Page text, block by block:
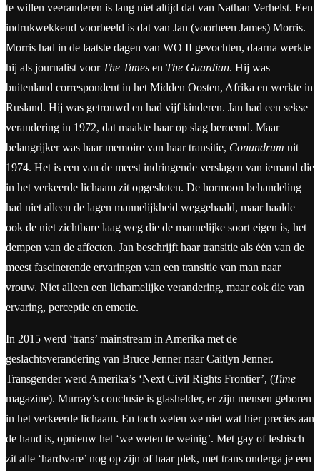
te willen veeranderen is lang niet altijd dat van Nathan Verhelst. Een
indrukwekkend voorbeeld is dat van Jan (voorheen James) Morris.
Morris had in de laatste dagen van WO II gevochten, daarna werkte
hij als journalist voor The Times en The Guardian. Hij was
buitenland correspondent in het Midden Oosten, Afrika en werkte in
Rusland. Hij was getrouwd en had vijf kinderen. Jan had een sekse
verandering in 1972, dat maakte haar op slag beroemd. Maar
belangrijker was haar memoire van haar transitie, Conundrum uit
1974. Het is een van de meest indringende verslagen van iemand die
in het verkeerde lichaam zit opgesloten. De hormoon behandeling
had niet alleen de lagen mannelijkheid weggehaald, maar haalde
ook de niet zichtbare laag weg die de mannelijke soort eigen is, het
dempen van de affecten. Jan beschrijft haar transitie als één van de
meest fascinerende ervaringen van een transitie van man naar
vrouw. Niet alleen een lichamelijke verandering, maar ook die van
ervaring, perceptie en emotie.
In 2015 werd ‘trans’ mainstream in Amerika met de
geslachtsverandering van Bruce Jenner naar Caitlyn Jenner.
Transgender werd Amerika’s ‘Next Civil Rights Frontier’, (Time
magazine). Murray’s conclusie is glashelder, er zijn mensen geboren
in het verkeerde lichaam. En toch weten we niet wat hier precies aan
de hand is, opnieuw het ‘we weten te weinig’. Met gay of lesbisch
zit alle ‘hardware’ nog op zijn of haar plek, met trans onderga je een